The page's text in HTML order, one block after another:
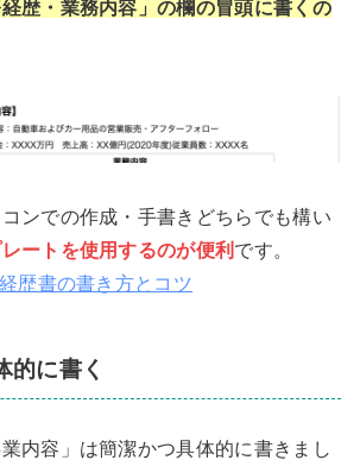
経歴・業務内容」の欄の冒頭に書くの
ンでの作成・手書きどちらでも構い
ートを使用するのが便利 です。
歴書の書き方とコツ
的に書く
内容」は簡潔かつ具体的に書きまし